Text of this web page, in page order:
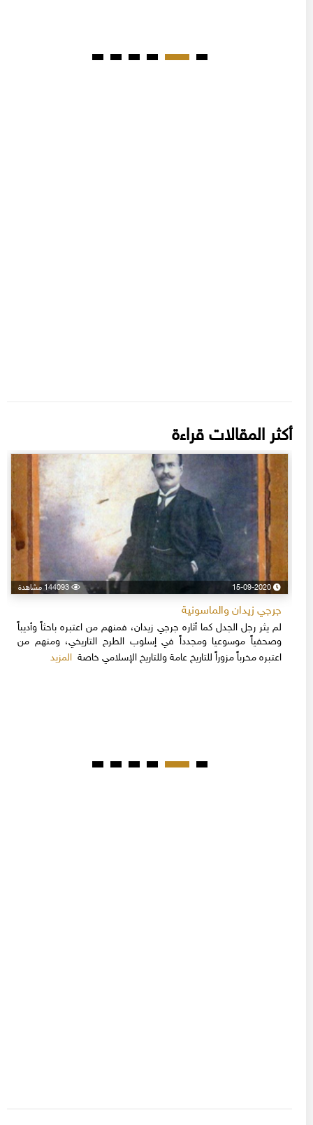
أكثر المقالات قراءة
15-09-2020 144093 مشاهدة
جرجي زيدان والماسونية
لم يثر رجل الجدل كما أثاره جرجي زيدان، فمنهم من اعتبره باحثاً وأديباً
وصحفياً موسوعيا ومجدداً في إسلوب الطرح التاريخي، ومنهم من
اعتبره مخرباً مزوراً للتاريخ عامة وللتاريخ الإسلامي خاصةالمزيد